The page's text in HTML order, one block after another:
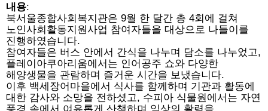
내용:
북서울종합사회복지관은 9월 한 달간 총 4회에 걸쳐
노인사회활동지원사업 참여자들을 대상으로 나들이를
진행하였습니다.
참여자들은 버스 안에서 간식을 나누며 담소를 나누었고,
플레이아쿠아리움에서는 인어공주 쇼와 다양한
해양생물을 관람하며 즐거운 시간을 보냈습니다.
이후 백세장어마을에서 식사를 함께하며 기관과 활동에
대한 감사와 소망을 전하셨고, 수피아 식물원에서는 자연
풍경 속에서 여유롭게 산책하며 일상의 활력을